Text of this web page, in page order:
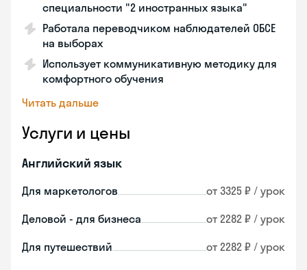
специальности "2 иностранных языка"
Работала переводчиком наблюдателей ОБСЕ
на выборах
Использует коммуникативную методику для
комфортного обучения
Читать дальше
Услуги и цены
Английский язык
Для маркетологов от 3325 ₽ / урок
Деловой - для бизнеса от 2282 ₽ / урок
Для путешествий от 2282 ₽ / урок